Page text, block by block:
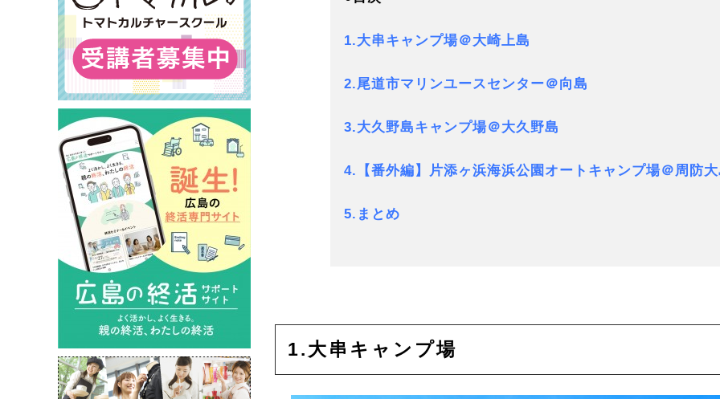
1.大串キャンプ場＠大崎上島
2.尾道市マリンユースセンター＠向島
3.大久野島キャンプ場＠大久野島
4.【番外編】片添ヶ浜海浜公園オートキャンプ場＠周防
5.まとめ
1.大串キャンプ場